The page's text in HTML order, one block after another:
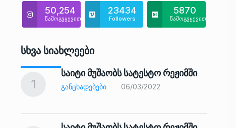
50,254
წამოგვყევით
23434
Followers
5870
წამოგვყევით
Სხვა Სიახლეები
1
საიტი მუშაობს სატესტო რეჟიმში
ᲒᲐᲜᲪᲮᲐᲓᲔᲑᲔᲑᲘ 06/03/2022